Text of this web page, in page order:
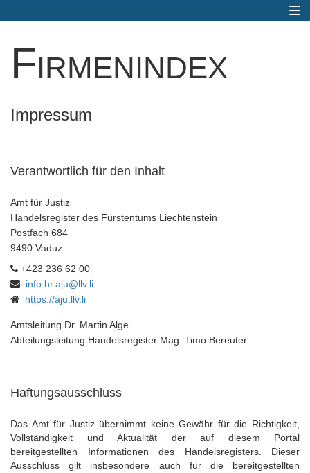
Firmenindex
Impressum
Verantwortlich für den Inhalt
Amt für Justiz
Handelsregister des Fürstentums Liechtenstein
Postfach 684
9490 Vaduz
+423 236 62 00
info.hr.aju@llv.li
https://aju.llv.li
Amtsleitung Dr. Martin Alge
Abteilungsleitung Handelsregister Mag. Timo Bereuter
Haftungsausschluss
Das Amt für Justiz übernimmt keine Gewähr für die Richtigkeit,
Vollständigkeit und Aktualität der auf diesem Portal
bereitgestellten Informationen des Handelsregisters. Dieser
Ausschluss gilt insbesondere auch für die bereitgestellten